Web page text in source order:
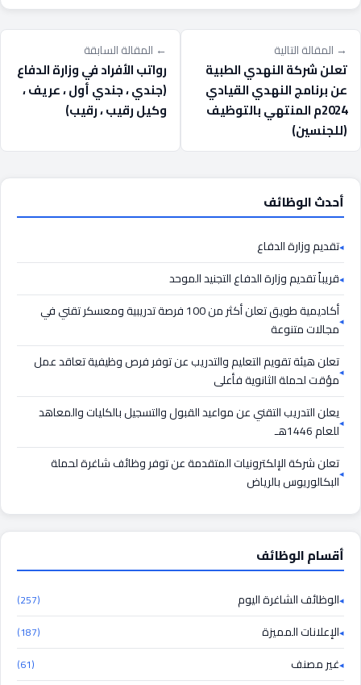
→ المقالة التالية
تعلن شركة النهدي الطبية
عن برنامج النهدي القيادي
2024م المنتهي بالتوظيف
(للجنسين)
← المقالة السابقة
رواتب الأفراد في وزارة الدفاع
(جندي ، جندي أول ، عريف ،
وكيل رقيب ، رقيب)
أحدث الوظائف
تقديم وزارة الدفاع
قريباً تقديم وزارة الدفاع التجنيد الموحد
أكاديمية طويق تعلن أكثر من 100 فرصة تدريبية ومعسكر تقني في
مجالات متنوعة
تعلن هيئة تقويم التعليم والتدريب عن توفر فرص وظيفية تعاقد عمل
مؤقت لحملة الثانوية فأعلى
يعلن التدريب التقني عن مواعيد القبول والتسجيل بالكليات والمعاهد
للعام 1446هـ
تعلن شركة الإلكترونيات المتقدمة عن توفر وظائف شاغرة لحملة
البكالوريوس بالرياض
أقسام الوظائف
الوظائف الشاغرة اليوم (257)
الإعلانات المميزة (187)
غير مصنف (61)